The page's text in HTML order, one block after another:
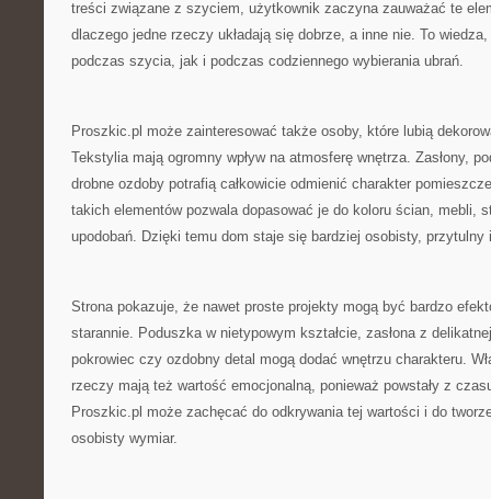
treści związane z szyciem, użytkownik zaczyna zauważać te
dlaczego jedne rzeczy układają się dobrze, a inne nie. To
podczas szycia, jak i podczas codziennego wybierania ubrań.
Proszkic.pl może zainteresować także osoby, które lubią
Tekstylia mają ogromny wpływ na atmosferę wnętrza. Zasłony,
drobne ozdoby potrafią całkowicie odmienić charakter
takich elementów pozwala dopasować je do koloru ścian, mebli,
upodobań. Dzięki temu dom staje się bardziej osobisty, przytulny
Strona pokazuje, że nawet proste projekty mogą być bardzo
starannie. Poduszka w nietypowym kształcie, zasłona z
pokrowiec czy ozdobny detal mogą dodać wnętrzu charakteru.
rzeczy mają też wartość emocjonalną, ponieważ powstały z
Proszkic.pl może zachęcać do odkrywania tej wartości i do
osobisty wymiar.